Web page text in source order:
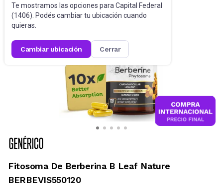
Te mostramos las opciones para Capital Federal
(1406). Podés cambiar tu ubicación cuando
quieras.
cambiar ubicación cerrar
Fitosoma De Berberina B Leaf Nature
BERBEVIS550120